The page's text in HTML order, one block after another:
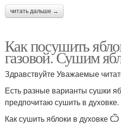
читать дальше →
Как посушить
газовой. Сушим
Есть разные варианты сушки
предпочитаю сушить в духовке.
Как сушить яблоки в духовке Ѽ